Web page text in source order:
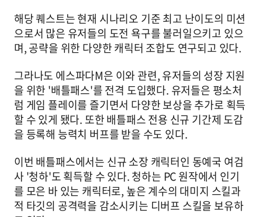
해당 퀘스트는 현재 시나리오 기준 최고 난이도의 미션
으로서 많은 유저들의 도전 욕구를 불러일으키고 있으
며, 공략을 위한 다양한 캐릭터 조합도 연구되고 있다.
그라나도 에스파다M은 이와 관련, 유저들의 성장 지원
을 위한 '배틀패스'를 전격 도입했다. 유저들은 평소처
럼 게임 플레이를 즐기면서 다양한 보상을 추가로 획득
할 수 있게 됐다. 또한 배틀패스 전용 신규 기간제 도감
을 등록해 능력치 버프를 받을 수도 있다.
이번 배틀패스에서는 신규 소장 캐릭터인 동예국 여검
사 '청하'도 획득할 수 있다. 청하는 PC 원작에서 인기
를 모은 바 있는 캐릭터로, 높은 계수의 대미지 스킬과
적 타깃의 공격력을 감소시키는 디버프 스킬을 보유하